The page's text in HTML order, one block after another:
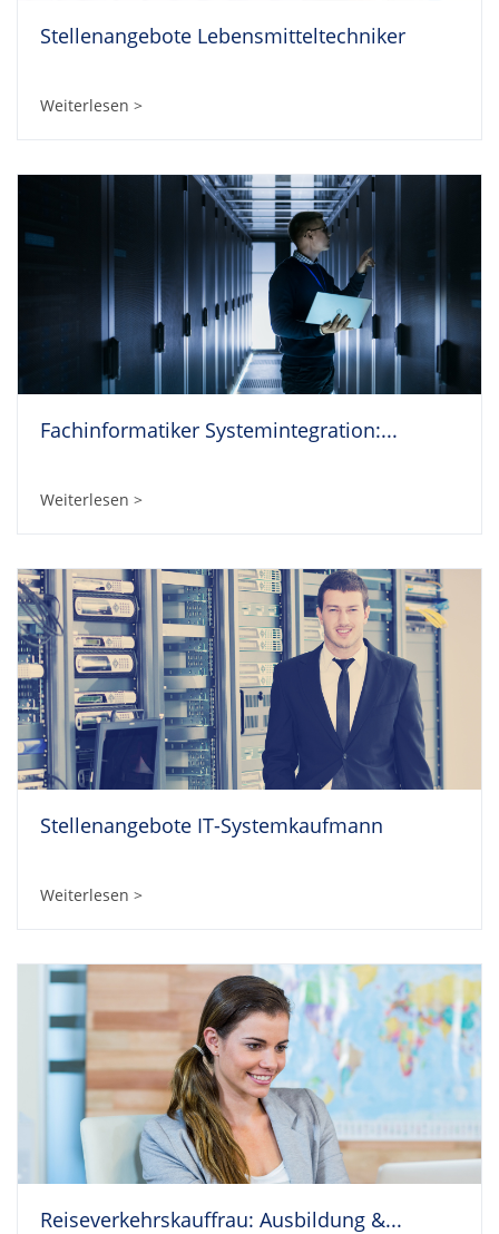
Stellenangebote Lebensmitteltechniker
Weiterlesen >
Fachinformatiker Systemintegration:...
Weiterlesen >
Stellenangebote IT-Systemkaufmann
Weiterlesen >
Reiseverkehrskauffrau: Ausbildung &...